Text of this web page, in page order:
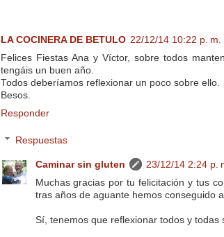
LA COCINERA DE BETULO 22/12/14 10:22 p. m.
Felices Fiestas Ana y Víctor, sobre todos
tengáis un buen año.
Todos deberíamos reflexionar un poco sobre ello.
Besos.
Responder
Respuestas
Caminar sin gluten
23/12/14 2:24 p.
Muchas gracias por tu felicitación y tus
tras años de aguante hemos conseguido
Sí, tenemos que reflexionar todos y todas